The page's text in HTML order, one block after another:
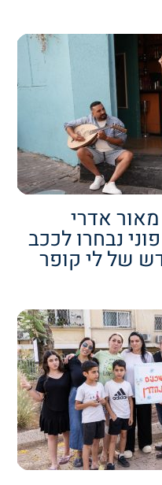
מאור אדרי
נבחרו לככב
של לי קופר